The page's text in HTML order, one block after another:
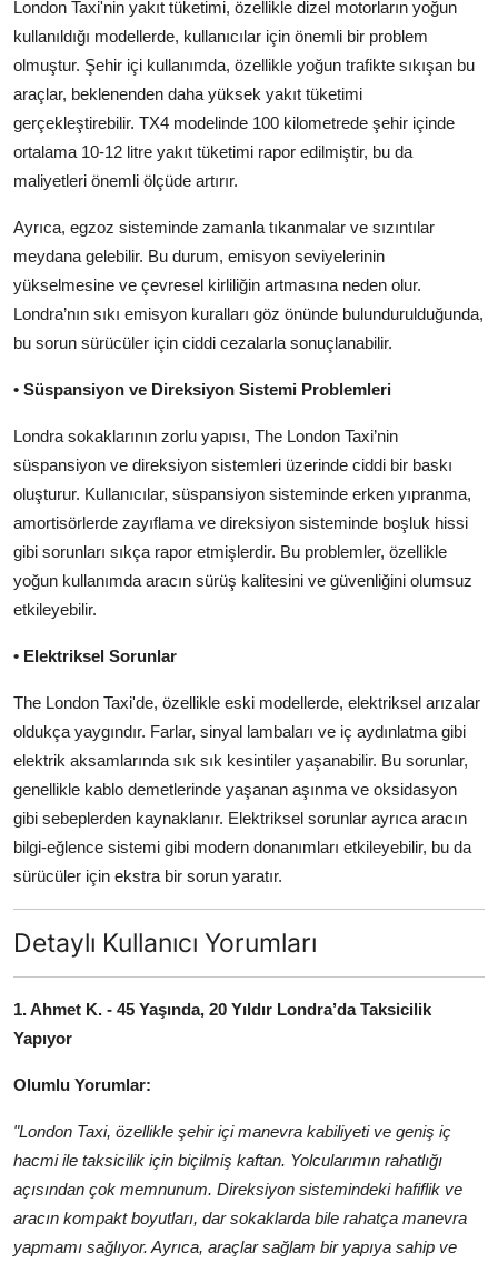
London Taxi'nin yakıt tüketimi, özellikle dizel motorların yoğun
kullanıldığı modellerde, kullanıcılar için önemli bir problem
olmuştur. Şehir içi kullanımda, özellikle yoğun trafikte sıkışan bu
araçlar, beklenenden daha yüksek yakıt tüketimi
gerçekleştirebilir. TX4 modelinde 100 kilometrede şehir içinde
ortalama 10-12 litre yakıt tüketimi rapor edilmiştir, bu da
maliyetleri önemli ölçüde artırır.
Ayrıca, egzoz sisteminde zamanla tıkanmalar ve sızıntılar
meydana gelebilir. Bu durum, emisyon seviyelerinin
yükselmesine ve çevresel kirliliğin artmasına neden olur.
Londra’nın sıkı emisyon kuralları göz önünde bulundurulduğunda,
bu sorun sürücüler için ciddi cezalarla sonuçlanabilir.
• Süspansiyon ve Direksiyon Sistemi Problemleri
Londra sokaklarının zorlu yapısı, The London Taxi’nin
süspansiyon ve direksiyon sistemleri üzerinde ciddi bir baskı
oluşturur. Kullanıcılar, süspansiyon sisteminde erken yıpranma,
amortisörlerde zayıflama ve direksiyon sisteminde boşluk hissi
gibi sorunları sıkça rapor etmişlerdir. Bu problemler, özellikle
yoğun kullanımda aracın sürüş kalitesini ve güvenliğini olumsuz
etkileyebilir.
• Elektriksel Sorunlar
The London Taxi'de, özellikle eski modellerde, elektriksel arızalar
oldukça yaygındır. Farlar, sinyal lambaları ve iç aydınlatma gibi
elektrik aksamlarında sık sık kesintiler yaşanabilir. Bu sorunlar,
genellikle kablo demetlerinde yaşanan aşınma ve oksidasyon
gibi sebeplerden kaynaklanır. Elektriksel sorunlar ayrıca aracın
bilgi-eğlence sistemi gibi modern donanımları etkileyebilir, bu da
sürücüler için ekstra bir sorun yaratır.
Detaylı Kullanıcı Yorumları
1. Ahmet K. - 45 Yaşında, 20 Yıldır Londra’da Taksicilik
Yapıyor
Olumlu Yorumlar:
"London Taxi, özellikle şehir içi manevra kabiliyeti ve geniş iç
hacmi ile taksicilik için biçilmiş kaftan. Yolcularımın rahatlığı
açısından çok memnunum. Direksiyon sistemindeki hafiflik ve
aracın kompakt boyutları, dar sokaklarda bile rahatça manevra
yapmamı sağlıyor. Ayrıca, araçlar sağlam bir yapıya sahip ve